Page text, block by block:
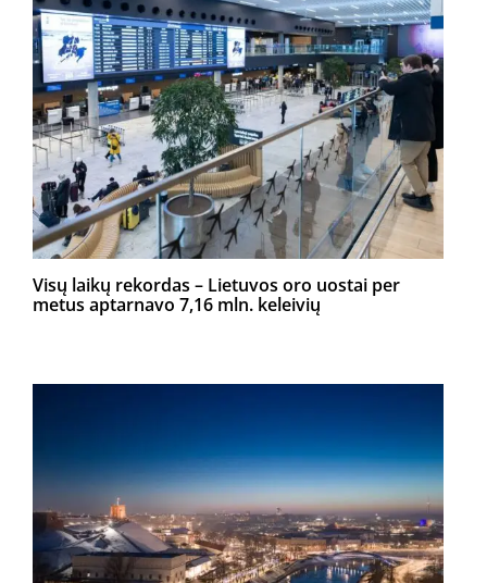
Visų laikų rekordas – Lietuvos oro uostai per
metus aptarnavo 7,16 mln. keleivių